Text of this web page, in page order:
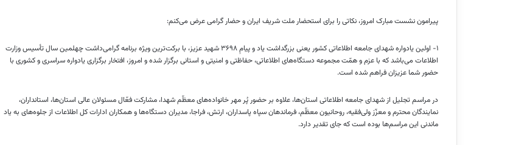
پیرامون نشست مبارک امروز، نکاتی را برای استحضار ملت شریف ایران و حضار گرامی عرض می‌کنم:
۱- اولین یادواره شهدای جامعه اطلاعاتی کشور یعنی بزرگداشت یاد و پیامِ ۳۶۹۸ شهید عزیز، با برکت‌ترینویژه برنامه گرامی‌داشت چهلمین سال تأسیس وزارت
اطلاعات می‌باشد که با عزم و همّت مجموعه دستگاه‌های اطلاعاتی، حفاظتی و امنیتی و استانی برگزار شده و امروز، افتخار برگزاری یادواره سراسری و کشوری با
حضور شما عزیزان فراهم شده است.
در مراسم تجلیل از شهدای جامعه اطلاعاتی استان‌ها، علاوه بر حضور پُر مهر خانواده‌های معظّم شهدا، مشارکت فعّال مسئولان عالی استان‌ها، استانداران،
نمایندگان محترم و معزّز ولی‌فقیه، روحانیون معظّم، فرماندهان سپاه پاسداران، ارتش،فراجا، مدیران دستگاه‌ها و همکاران ادارات کل اطلاعات از جلوه‌های به یاد
ماندنی این مراسم‌ها بوده است که جای تقدیر دارد.